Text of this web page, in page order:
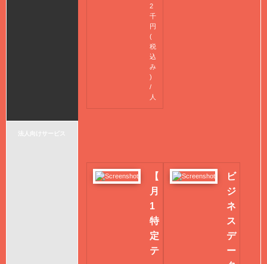
法人向けサービス
2
千
円
(
税
込
み
)
/
人
【
月
1
特
定
テ
ビ
ジ
ネ
ス
デ
ー